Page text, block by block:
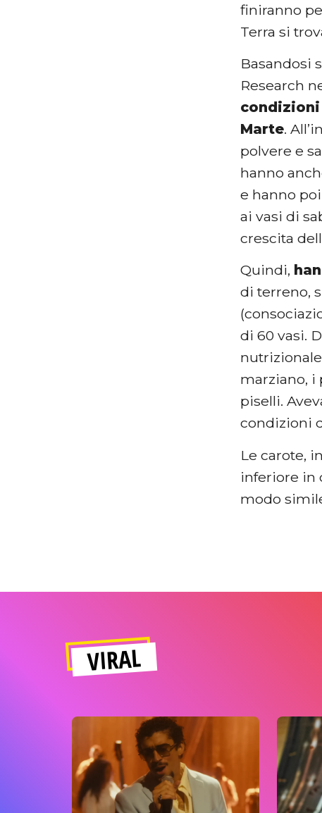
finiranno
Terra si
Basandosi
Research
Marte.
polvere e
hanno
e hanno
ai vasi di
crescita
Quindi,
di terreno,
di 60 vasi.
marziano, i
piselli.
condizioni
Le carote,
inferiore in
modo
VIRAL